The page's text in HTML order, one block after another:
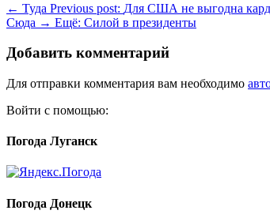
← Туда Previous post: Для США не выгодна
Сюда → Ещё: Силой в президенты
Добавить комментарий
Для отправки комментария вам необходимо
Войти с помощью:
Погода Луганск
Погода Донецк